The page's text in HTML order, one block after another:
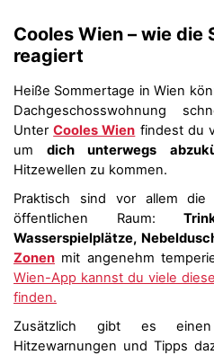
Cooles Wien – wie
reagiert
Heiße Sommertage in Wien
Dachgeschosswohnung
UnterCooles Wien findest du
umdich unterwegs
Hitzewellen zu kommen.
Praktisch sind vor allem die
öffentlichen Raum:
Wasserspielplätze,
Zonen mit angenehm
Wien-App kannst du viele
finden.
Zusätzlich gibt es einen
Hitzewarnungen und Tipps